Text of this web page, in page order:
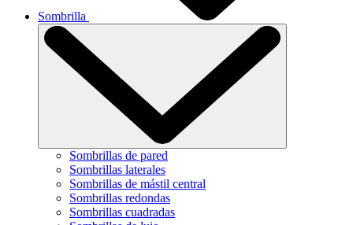
Sombrilla
Sombrillas de pared
Sombrillas laterales
Sombrillas de mástil central
Sombrillas redondas
Sombrillas cuadradas